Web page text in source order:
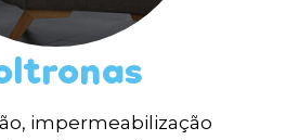
impermeabilização